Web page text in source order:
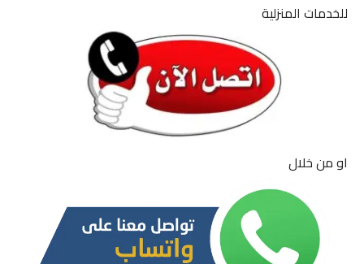
للخدمات المنزلية
او من خلال